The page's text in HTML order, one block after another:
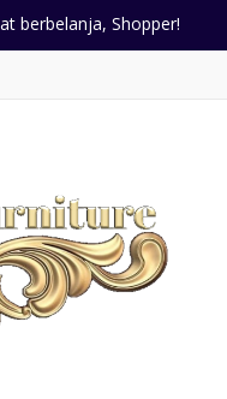
berbelanja, Shopper!